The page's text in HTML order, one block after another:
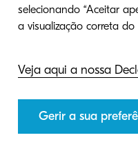
selecionando “Aceitar
Veja aqui a nossa
Gerir a sua